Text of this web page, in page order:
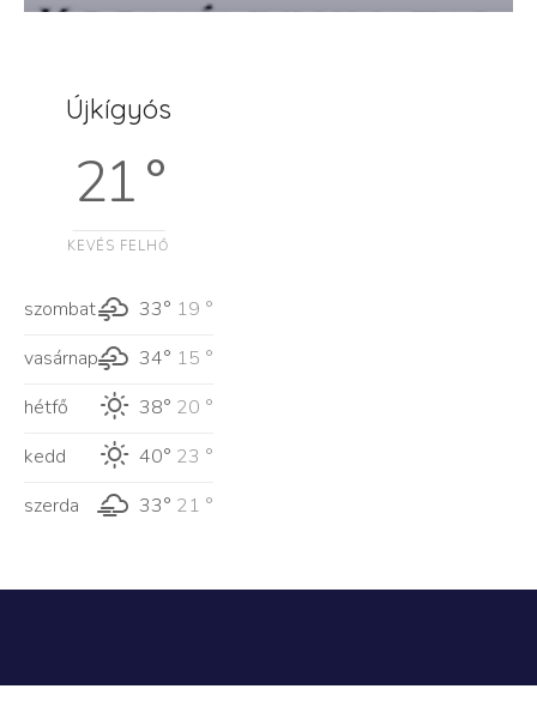
Újkígyós
21 °
KEVÉS FELHŐ
szombat 33° 19 °
vasárnap
34° 15 °
hétfő
38° 20 °
kedd
40° 23 °
szerda
33° 21 °